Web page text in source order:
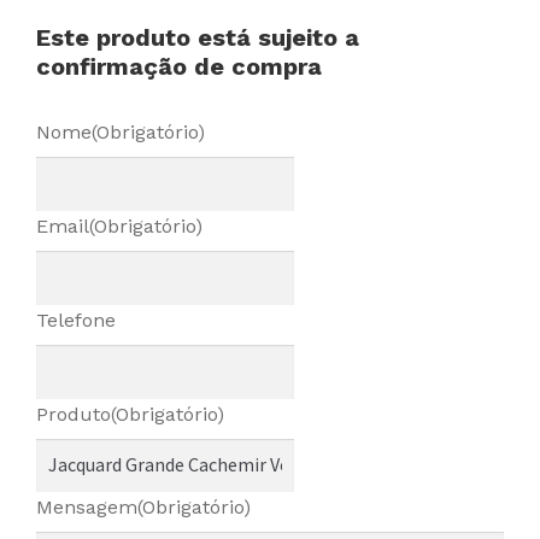
Este produto está sujeito a
confirmação de compra
Nome(Obrigatório)
Email(Obrigatório)
Telefone
Produto(Obrigatório)
Mensagem(Obrigatório)